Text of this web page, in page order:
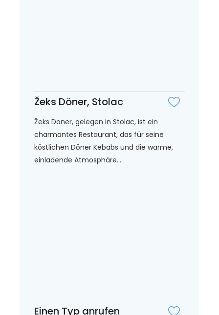
Žeks Döner, Stolac
Žeks Doner, gelegen in Stolac, ist ein
charmantes Restaurant, das für seine
köstlichen Döner Kebabs und die warme,
einladende Atmosphäre...
Einen Typ anrufen